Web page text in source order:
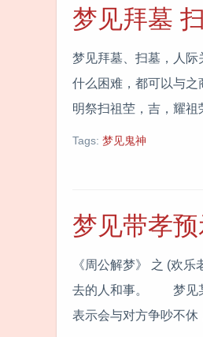
梦见拜墓
梦见拜墓、扫墓，人
什么困难，都可以与
明祭扫祖茔，吉，耀祖
Tags: 梦见鬼神
梦见带孝
《周公解梦》 之 (欢
去的人和事。 梦见某
表示会与对方争吵不休